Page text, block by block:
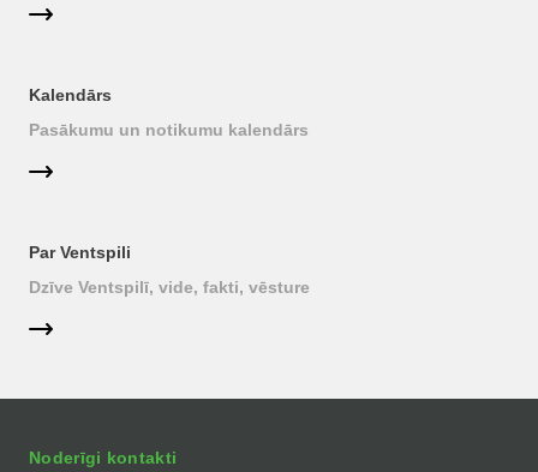
Kalendārs
Pasākumu un notikumu kalendārs
Par Ventspili
Dzīve Ventspilī, vide, fakti, vēsture
Noderīgi kontakti